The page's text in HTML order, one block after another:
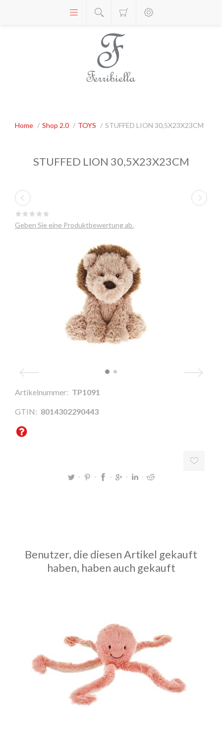
Home / Shop 2.0 / TOYS / STUFFED LION 30,5X23X23CM
STUFFED LION 30,5X23X23CM
Geben Sie eine Produktbewertung ab.
Artikelnummer: TP1091
GTIN: 8014302290443
Benutzer, die diesen Artikel gekauft
haben, haben auch gekauft